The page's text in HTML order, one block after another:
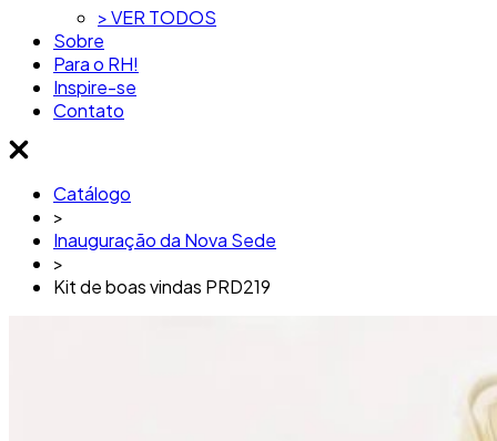
> VER TODOS
Sobre
Para o RH!
Inspire-se
Contato
Catálogo
>
Inauguração da Nova Sede
>
Kit de boas vindas PRD219